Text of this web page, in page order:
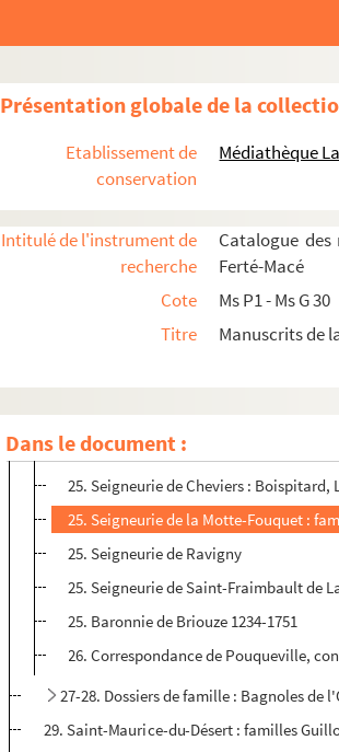
Présentation globale de la
Etablissement de
conservation
Médiathèque
Intitulé de l'instrument de
recherche
Catalogue
Ferté-Macé
Cote
Ms P1 - Ms G 30
Titre
Manuscrits de
Dans le document :
18. Chartrier du Bois-Tesselin : famille et
20. Chartrier du Grais : famille Thiboult (La
21. Chartrier du Grais : famille Thiboult
22. Chartrier du Grais : familles Du
23. Chartrier de Rânes : familles de
24. Chartrier de Rânes : famille de
25-26. Seigneuries diverses et
25. La Ferrière au Doyen : seigneur
25. Chenedouit : seigneurie
25. Seigneurie de Mehoudin
25. Seigneurie de Cheviers : Boispitard,
25. Seigneurie de la Motte-Fouquet :
25. Seigneurie de Ravigny
25. Seigneurie de Saint-Fraimbault de
25. Baronnie de Briouze 1234-1751
26. Correspondance de Pouqueville,
27-28. Dossiers de famille : Bagnoles de
29. Saint-Maurice-du-Désert : familles